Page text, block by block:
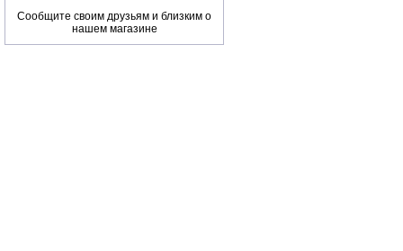
Сообщите своим друзьям и близким о
нашем магазине